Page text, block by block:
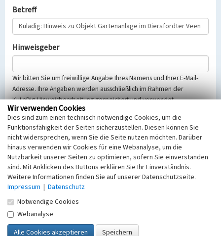
Betreff
Hinweisgeber
Wir bitten Sie um freiwillige Angabe Ihres Namens und Ihrer E-Mail-
Adresse. Ihre Angaben werden ausschließlich im Rahmen der
KuLaDig-Hinweisbearbeitung gespeichert und verwendet.
Selbstverständlich werden diese entsprechend der Vorschriften des
Telemediengesetzes, des Datenschutzgesetzes NRW und der seit
dem 25.05.2018 gültigen Europäischen Datenschutzgrundverordnung
(EU-DSGVO) vertraulich behandelt, beachten Sie bitte unsere
Hinweise zumDatenschutz
Nachricht
SicherheitsabfrageTragen Sie unten das Rechenergebnis aus der
Wir verwenden Cookies
Dies sind zum einen technisch notwendige Cookies, um die
Funktionsfähigkeit der Seiten sicherzustellen. Diesen können Sie
nicht widersprechen, wenn Sie die Seite nutzen möchten. Darüber
hinaus verwenden wir Cookies für eine Webanalyse, um die
Nutzbarkeit unserer Seiten zu optimieren, sofern Sie einverstanden
sind. Mit Anklicken des Buttons erklären Sie Ihr Einverständnis.
Weitere Informationen finden Sie auf unserer Datenschutzseite.
Impressum | Datenschutz
Notwendige Cookies
Webanalyse